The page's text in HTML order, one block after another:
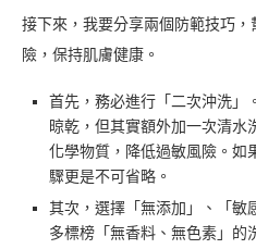
接下來，我要分享兩個防範技巧
險，保持肌膚健康。
首先，務必進行「二次沖洗」
晾乾，但其實額外加一次清水
化學物質，降低過敏風險。如
驟更是不可省略。
其次，選擇「無添加」、「敏
多標榜「無香料、無色素」的